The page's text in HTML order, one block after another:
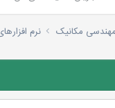
مهندسی مکانیک نرم